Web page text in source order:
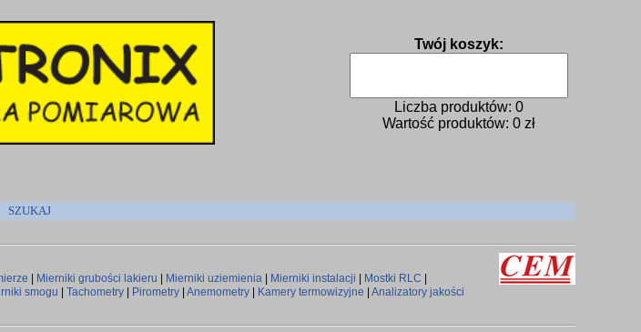
Twój koszyk:
Liczba produktów: 0
Wartość produktów: 0 zł
SZUKAJ
Mierniki grubości lakieru Mierniki uziemienia Mierniki instalacji Mostki RLC
smogu Tachometry Pirometry Anemometry Kamery termowizyjne
Analizatory jakości